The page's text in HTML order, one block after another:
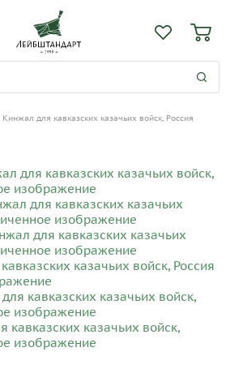
Кинжал для кавказских казачьих войск, Россия